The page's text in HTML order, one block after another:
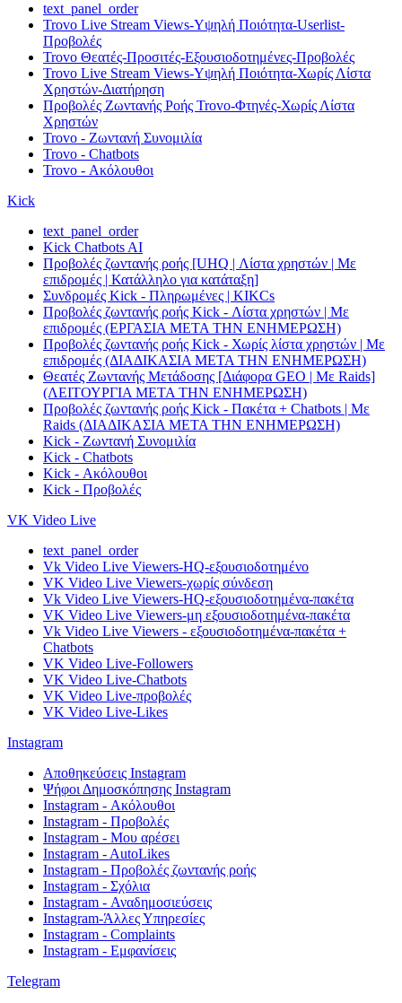
text_panel_order
Trovo Live Stream Views-Υψηλή Ποιότητα-Userlist-
Προβολές
Trovo Θεατές-Προσιτές-Εξουσιοδοτημένες-Προβολές
Trovo Live Stream Views-Υψηλή Ποιότητα-Χωρίς Λίστα
Χρηστών-Διατήρηση
Προβολές Ζωντανής Ροής Trovo-Φτηνές-Χωρίς Λίστα
Χρηστών
Trovo - Ζωντανή Συνομιλία
Trovo - Chatbots
Trovo - Ακόλουθοι
Kick
text_panel_order
Kick Chatbots AI
Προβολές ζωντανής ροής [UHQ | Λίστα χρηστών | Με
επιδρομές | Κατάλληλο για κατάταξη]
Συνδρομές Kick - Πληρωμένες | KIKCs
Προβολές ζωντανής ροής Kick - Λίστα χρηστών | Με
επιδρομές (ΕΡΓΑΣΙΑ ΜΕΤΑ ΤΗΝ ΕΝΗΜΕΡΩΣΗ)
Προβολές ζωντανής ροής Kick - Χωρίς λίστα χρηστών | Με
επιδρομές (ΔΙΑΔΙΚΑΣΙΑ ΜΕΤΑ ΤΗΝ ΕΝΗΜΕΡΩΣΗ)
Θεατές Ζωντανής Μετάδοσης [Διάφορα GEO | Με Raids]
(ΛΕΙΤΟΥΡΓΙΑ ΜΕΤΑ ΤΗΝ ΕΝΗΜΕΡΩΣΗ)
Προβολές ζωντανής ροής Kick - Πακέτα + Chatbots | Με
Raids (ΔΙΑΔΙΚΑΣΙΑ ΜΕΤΑ ΤΗΝ ΕΝΗΜΕΡΩΣΗ)
Kick - Ζωντανή Συνομιλία
Kick - Chatbots
Kick - Ακόλουθοι
Kick - Προβολές
VK Video Live
text_panel_order
Vk Video Live Viewers-HQ-εξουσιοδοτημένο
VK Video Live Viewers-χωρίς σύνδεση
Vk Video Live Viewers-HQ-εξουσιοδοτημένα-πακέτα
VK Video Live Viewers-μη εξουσιοδοτημένα-πακέτα
Vk Video Live Viewers - εξουσιοδοτημένα-πακέτα +
Chatbots
VK Video Live-Followers
VK Video Live-Chatbots
VK Video Live-προβολές
VK Video Live-Likes
Instagram
Αποθηκεύσεις Instagram
Ψήφοι Δημοσκόπησης Instagram
Instagram - Ακόλουθοι
Instagram - Προβολές
Instagram - Μου αρέσει
Instagram - AutoLikes
Instagram - Προβολές ζωντανής ροής
Instagram - Σχόλια
Instagram - Αναδημοσιεύσεις
Instagram-Άλλες Υπηρεσίες
Instagram - Complaints
Instagram - Εμφανίσεις
Telegram